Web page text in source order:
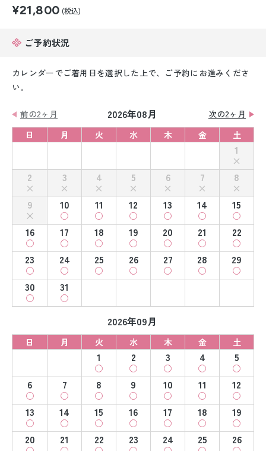
¥21,800 (税込)
ご予約状況
カレンダーでご着用日を選択した上で、ご予約にお進みくださ
い。
前の2ヶ月 2026年08月
次の2ヶ月
日
月 火 水 木 金 土
1
2
3 4 5 6 7
8
9
10 11 12 13 14
15
16
17 18 19 20 21
22
23
24 25 26 27 28
29
30
31
2026年09月
日 月 火 水 木 金 土
1 2 3 4
5
6
7 8 9 10 11
12
13
14 15 16 17 18
19
20
21 22 23 24 25
26